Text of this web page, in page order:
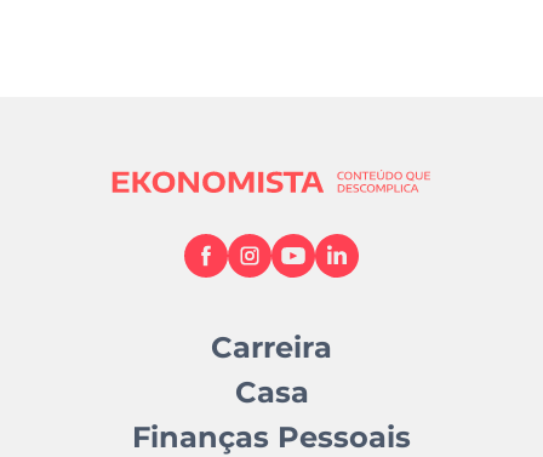
Carreira
Casa
Finanças Pessoais